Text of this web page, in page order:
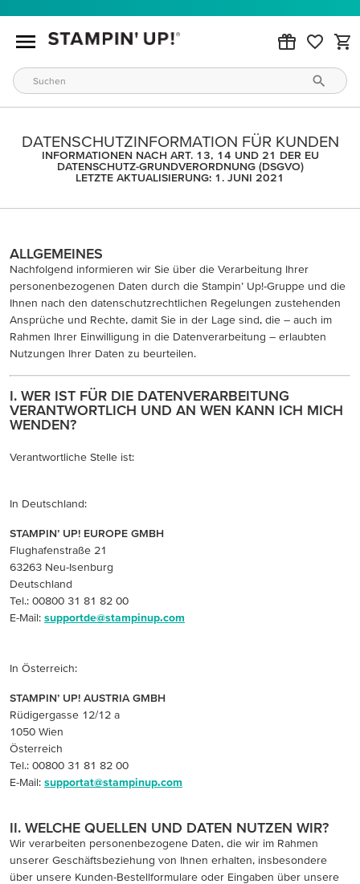
DATENSCHUTZINFORMATION FÜR KUNDEN
INFORMATIONEN NACH ART. 13, 14 UND 21 DER EU
DATENSCHUTZ-GRUNDVERORDNUNG (DSGVO)
LETZTE AKTUALISIERUNG: 1. JUNI 2021
ALLGEMEINES
Nachfolgend informieren wir Sie über die Verarbeitung Ihrer
personenbezogenen Daten durch die Stampin’ Up!-Gruppe und die
Ihnen nach den datenschutzrechtlichen Regelungen zustehenden
Ansprüche und Rechte, damit Sie in der Lage sind, die – auch im
Rahmen Ihrer Einwilligung in die Datenverarbeitung – erlaubten
Nutzungen Ihrer Daten zu beurteilen.
I. WER IST FÜR DIE DATENVERARBEITUNG
VERANTWORTLICH UND AN WEN KANN ICH MICH
WENDEN?
Verantwortliche Stelle ist:
In Deutschland:
STAMPIN’ UP! EUROPE GMBH
Flughafenstraße 21
63263 Neu-Isenburg
Deutschland
Tel.: 00800 31 81 82 00
E-Mail: supportde@stampinup.com
In Österreich:
STAMPIN’ UP! AUSTRIA GMBH
Rüdigergasse 12/12 a
1050 Wien
Österreich
Tel.: 00800 31 81 82 00
E-Mail: supportat@stampinup.com
II. WELCHE QUELLEN UND DATEN NUTZEN WIR?
Wir verarbeiten personenbezogene Daten, die wir im Rahmen
unserer Geschäftsbeziehung von Ihnen erhalten, insbesondere
über unsere Kunden-Bestellformulare oder Eingaben über unsere